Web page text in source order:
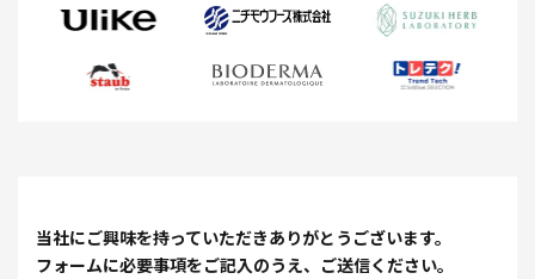
当社にご興味を持っていただきありがとうございます。
フォームに必要事項をご記入のうえ、ご送信ください。